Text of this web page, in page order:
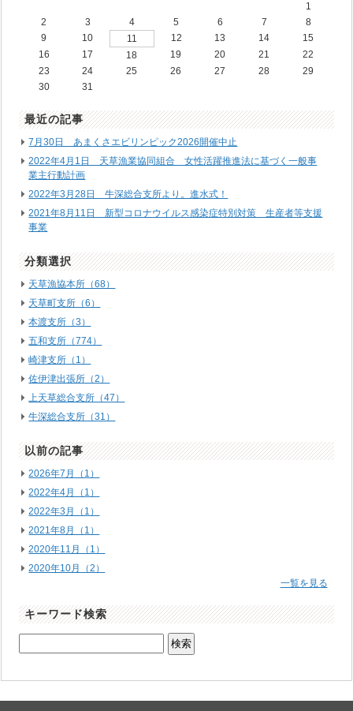
1
2
3 4 5 6 7
8
9
10 11 12 13 14
15
16
17 18 19 20 21
22
23
24 25 26 27 28
29
30
31
最近の記事
7月30日 あまくさエビリンピック2026開催中止
2022年4月1日 天草漁業協同組合 女性活躍推進法に基づく一般事
業主行動計画
2022年3月28日 牛深総合支所より。進水式！
2021年8月11日 新型コロナウイルス感染症特別対策 生産者等支援
事業
分類選択
天草漁協本所（68）
天草町支所（6）
本渡支所（3）
五和支所（774）
崎津支所（1）
佐伊津出張所（2）
上天草総合支所（47）
牛深総合支所（31）
以前の記事
2026年7月（1）
2022年4月（1）
2022年3月（1）
2021年8月（1）
2020年11月（1）
2020年10月（2）
一覧を見る
キーワード検索